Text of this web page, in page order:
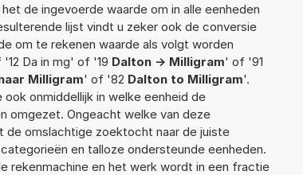
de ingevoerde waarde om in alle eenheden
lijst vindt u zeker ook de conversie
om te rekenen waarde als volgt worden
Da in mg' of '19 Dalton -> Milligram' of '91
Milligram' of '82 Dalton to Milligram'.
onmiddellijk in welke eenheid de
omgezet. Ongeacht welke van deze
de omslachtige zoektocht naar de juiste
en talloze ondersteunde eenheden.
rekenmachine en het werk wordt in een fractie